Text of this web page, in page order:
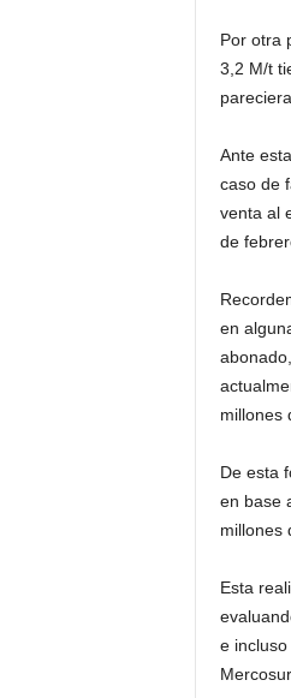
Por otra
3,2 M/t
Ante
caso de
venta al
de
en
millones
De esta
en base
millones
Esta
e